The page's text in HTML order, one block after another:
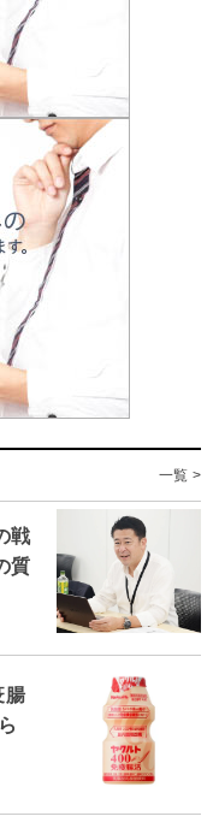
一覧 >
戦
質
腸